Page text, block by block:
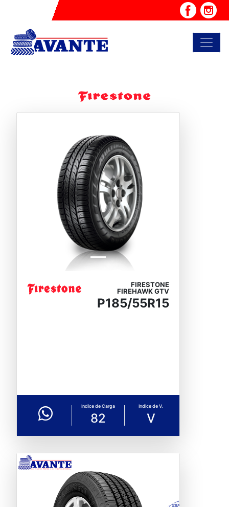
Previous
FIRESTONE
FIREHAWK GTV
P185/55R15
Indice de Carga
82
Indice de V.
V